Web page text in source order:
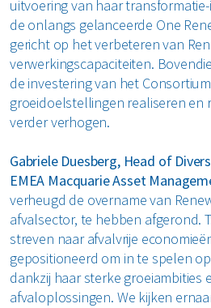
uitvoering van haar
de onlangs gelanceerde One
gericht op het verbeteren van
verwerkingscapaciteiten.
de investering van het
groeidoelstellingen realiseren en
verder verhogen.
Gabriele Duesberg, Head of
EMEA Macquarie Asset
verheugd de overname van
afvalsector, te hebben afgerond.
streven naar afvalvrije
gepositioneerd om in te spelen
dankzij haar sterke groeiambities
afvaloplossingen. We kijken